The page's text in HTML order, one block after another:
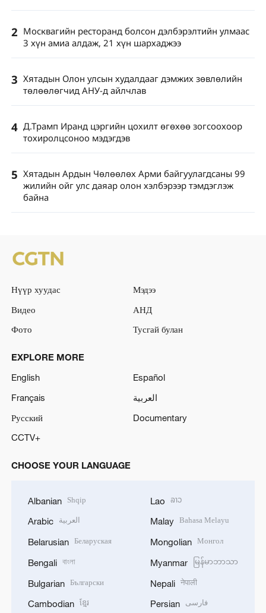
2 Москвагийн ресторанд болсон дэлбэрэлтийн улмаас
3 хүн амиа алдаж, 21 хүн шархаджээ
3 Хятадын Олон улсын худалдааг дэмжих зөвлөлийн
төлөөлөгчид АНУ-д айлчлав
4 Д.Трамп Иранд цэргийн цохилт өгөхөө зогсоохоор
тохиролцсоноо мэдэгдэв
5 Хятадын Ардын Чөлөөлөх Арми байгуулагдсаны 99
жилийн ойг улс даяар олон хэлбэрээр тэмдэглэж
байна
Нүүр хуудас
Мэдээ
Видео
АНД
Фото
Тусгай булан
EXPLORE MORE
English
Español
Français
العربية
Русский
Documentary
CCTV+
CHOOSE YOUR LANGUAGE
Albanian Shqip
Arabic العربية
Belarusian Беларуская
Bengali বাংলা
Bulgarian Български
Cambodian ខ្មែរ
Lao ລາວ
Malay Bahasa Melayu
Mongolian Монгол
Myanmar မြန်မာဘာသာ
Nepali नेपाली
Persian فارسی